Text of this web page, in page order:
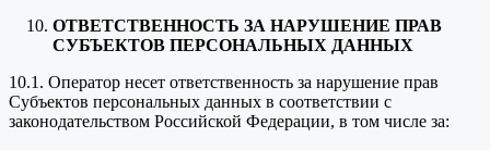
ОТВЕТСТВЕННОСТЬ ЗА НАРУШЕНИЕ ПРАВ
СУБЪЕКТОВ ПЕРСОНАЛЬНЫХ ДАННЫХ
10.1. Оператор несет ответственность за нарушение прав
Субъектов персональных данных в соответствии с
законодательством Российской Федерации, в том числе за: